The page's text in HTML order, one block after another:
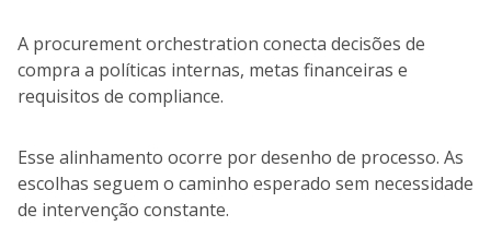
A procurement orchestration conecta decisões de
compra a políticas internas, metas financeiras e
requisitos de compliance.
Esse alinhamento ocorre por desenho de processo. As
escolhas seguem o caminho esperado sem necessidade
de intervenção constante.